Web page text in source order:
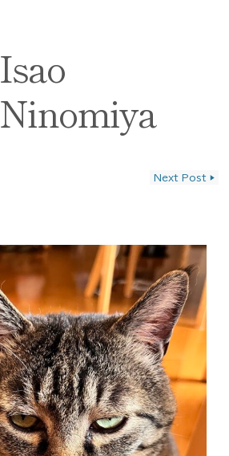
Isao
Ninomiya
Next Post ▶